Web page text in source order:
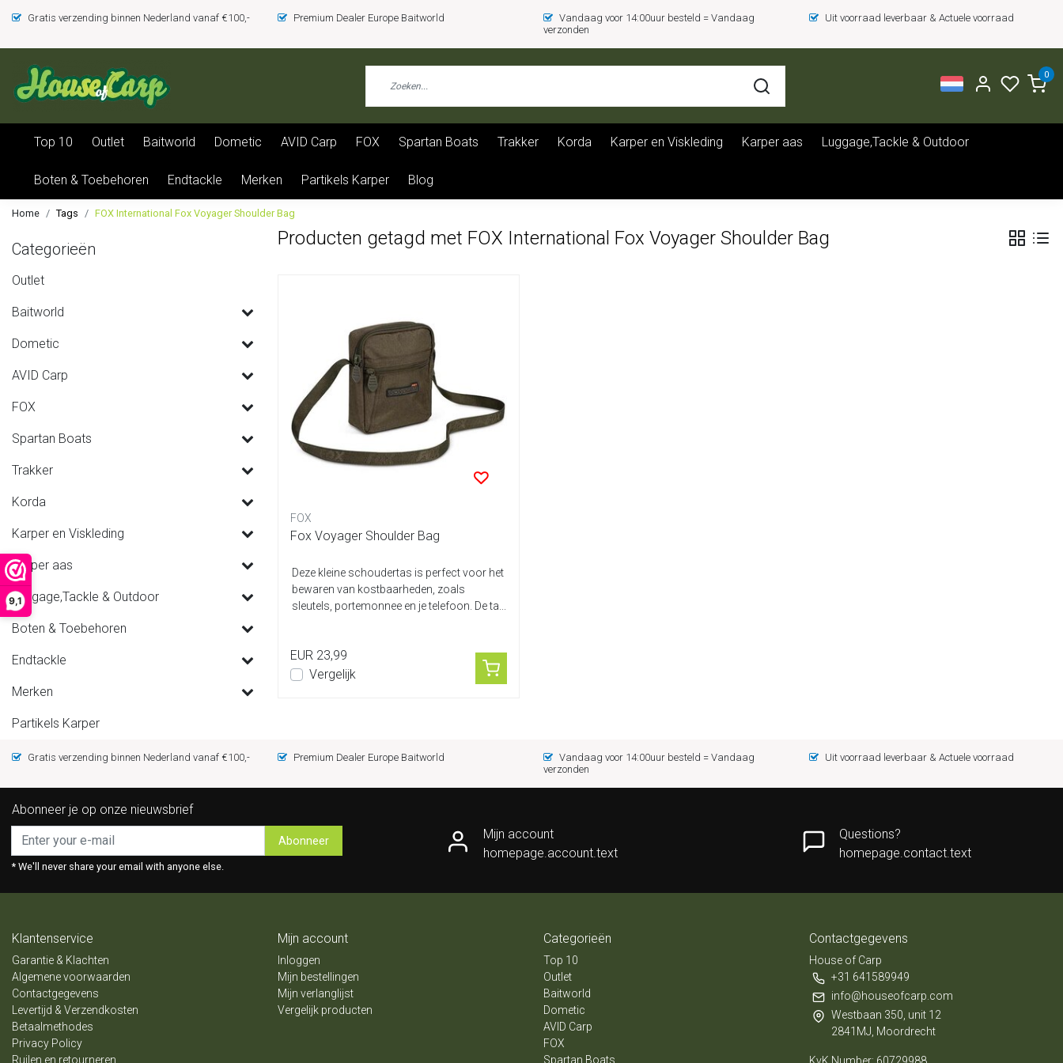
9,1
Gratis verzending binnen Nederland vanaf €100,- Premium Dealer Europe Baitworld
Vandaag voor 14:00uur besteld = Vandaag
verzonden
Uit voorraad leverbaar & Actuele voorraad
0
Top 10 Outlet Baitworld Dometic AVID Carp FOX Spartan Boats Trakker Korda Karper en Viskleding Karper aas Luggage,Tackle & Outdoor
Boten & Toebehoren Endtackle Merken Partikels Karper Blog
Home Tags FOX International Fox Voyager Shoulder Bag
Categorieën
Outlet
Baitworld
Dometic
AVID Carp
FOX
Spartan Boats
Trakker
Korda
Karper en Viskleding
Karper aas
Luggage,Tackle & Outdoor
Boten & Toebehoren
Endtackle
Merken
Partikels Karper
Producten getagd met FOX International Fox Voyager Shoulder Bag
FOX
Fox Voyager Shoulder Bag
Deze kleine schoudertas is perfect voor het
bewaren van kostbaarheden, zoals
sleutels, portemonnee en je telefoon. De ta...
EUR 23,99
Vergelijk
Gratis verzending binnen Nederland vanaf €100,- Premium Dealer Europe Baitworld
Vandaag voor 14:00uur besteld = Vandaag
verzonden
Uit voorraad leverbaar & Actuele voorraad
Abonneer je op onze nieuwsbrief
Abonneer
* We'll never share your email with anyone else.
Mijn account
homepage.account.text
Questions?
homepage.contact.text
Klantenservice
Garantie & Klachten
Algemene voorwaarden
Contactgegevens
Levertijd & Verzendkosten
Betaalmethodes
Privacy Policy
Ruilen en retourneren
Mijn account
Inloggen
Mijn bestellingen
Mijn verlanglijst
Vergelijk producten
Categorieën
Top 10
Outlet
Baitworld
Dometic
AVID Carp
FOX
Spartan Boats
Contactgegevens
House of Carp
+31 641589949
info@houseofcarp.com
Westbaan 350, unit 12
2841MJ, Moordrecht